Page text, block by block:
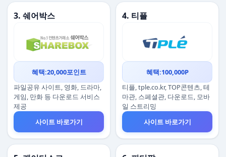
3. 쉐어박스
혜택:20,000포인트
파일공유 사이트, 영화, 드라마,
게임, 만화 등 다운로드 서비스
제공
사이트 바로가기
4. 티플
혜택:100,000P
티플, tple.co.kr, TOP콘텐츠, 테
마관, 스페셜관, 다운로드, 모바
일 스트리밍
사이트 바로가기